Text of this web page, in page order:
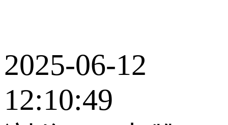
2025-06-12
12:10:49